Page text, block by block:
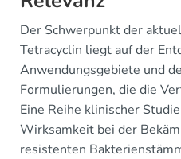
Der Schwerpunkt der
Tetracyclin liegt auf der
Anwendungsgebiete und
Formulierungen, die die
Eine Reihe klinischer
Wirksamkeit bei der
resistenten